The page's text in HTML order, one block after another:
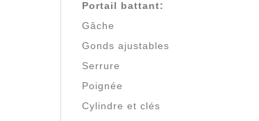
Portail battant:
Gâche
Gonds ajustables
Serrure
Poignée
Cylindre et clés